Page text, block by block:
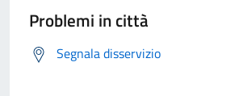
Problemi in città
Segnala disservizio